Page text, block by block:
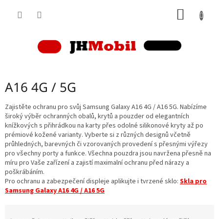
A16 4G / 5G
Zajistěte ochranu pro svůj Samsung Galaxy A16 4G / A16 5G. Nabízíme
široký výběr ochranných obalů, krytů a pouzder od elegantních
knížkových s přihrádkou na karty přes odolné silikonové kryty až po
prémiové kožené varianty. Vyberte si z různých designů včetně
průhledných, barevných či vzorovaných provedení s přesnými výřezy
pro všechny porty a funkce. Všechna pouzdra jsou navržena přesně na
míru pro Vaše zařízení a zajistí maximalní ochranu před nárazy a
poškrábáním.
Pro ochranu a zabezpečení displeje aplikujte i tvrzené sklo: Skla pro
Samsung Galaxy A16 4G / A16 5G